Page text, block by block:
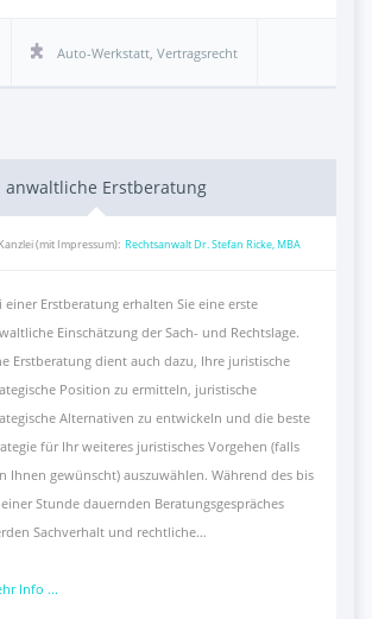
Auto-Werkstatt, Vertragsrecht
anwaltliche Erstberatung
Kanzlei (mit Impressum): Rechtsanwalt Dr. Stefan Ricke, MBA
einer Erstberatung erhalten Sie eine erste
Einschätzung der Sach- und Rechtslage.
Erstberatung dient auch dazu, Ihre juristische
Position zu ermitteln, juristische
Alternativen zu entwickeln und die beste
für Ihr weiteres juristisches Vorgehen (falls
Ihnen gewünscht) auszuwählen. Während des bis
Stunde dauernden Beratungsgespräches
Sachverhalt und rechtliche…
Info ...